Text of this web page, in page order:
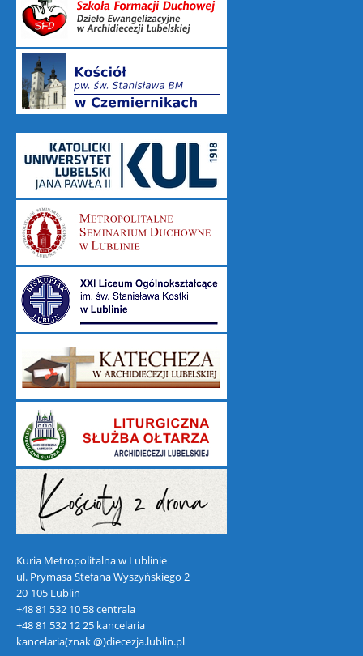
Kuria Metropolitalna w Lublinie
ul. Prymasa Stefana Wyszyńskiego 2
20-105 Lublin
+48 81 532 10 58 centrala
+48 81 532 12 25 kancelaria
kancelaria(znak @)diecezja.lublin.pl